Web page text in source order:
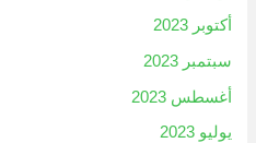
أكتوبر 2023
سبتمبر 2023
أغسطس 2023
يوليو 2023